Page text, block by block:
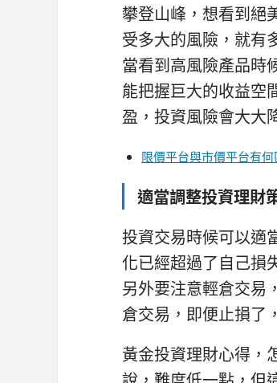
攀登山峰，想看到絕
受多大的風險，就有
當看到高風險產品時
能把握巨大的收益空
盈，投資風險會大大
限價平台與市價平台有
適當調整投資理財
投資交易時候可以適
化已經超過了自己損
另外要注意輕倉交易
倉交易，即便止損了
黃金投資理財心得，